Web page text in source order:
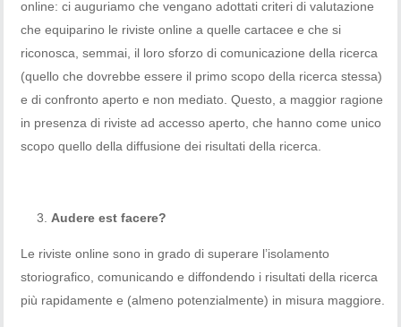
online: ci auguriamo che vengano adottati criteri di valutazione
che equiparino le riviste online a quelle cartacee e che si
riconosca, semmai, il loro sforzo di comunicazione della ricerca
(quello che dovrebbe essere il primo scopo della ricerca stessa)
e di confronto aperto e non mediato. Questo, a maggior ragione
in presenza di riviste ad accesso aperto, che hanno come unico
scopo quello della diffusione dei risultati della ricerca.
Audere est facere?
Le riviste online sono in grado di superare l’isolamento
storiografico, comunicando e diffondendo i risultati della ricerca
più rapidamente e (almeno potenzialmente) in misura maggiore.